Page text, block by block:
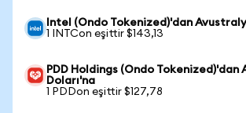
Intel (Ondo Tokenized)'dan
1 INTCon eşittir $143,13
PDD Holdings (Ondo Tokenized)'dan
Doları'na
1 PDDon eşittir $127,78